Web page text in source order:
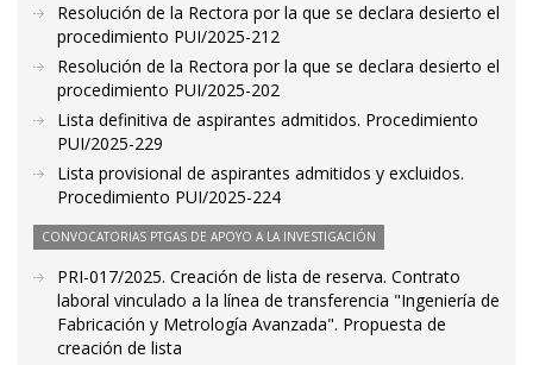
Resolución de la Rectora por la que se declara desierto el
procedimiento PUI/2025-212
Resolución de la Rectora por la que se declara desierto el
procedimiento PUI/2025-202
Lista definitiva de aspirantes admitidos. Procedimiento
PUI/2025-229
Lista provisional de aspirantes admitidos y excluidos.
Procedimiento PUI/2025-224
CONVOCATORIAS PTGAS DE APOYO A LA INVESTIGACIÓN
PRI-017/2025. Creación de lista de reserva. Contrato
laboral vinculado a la línea de transferencia "Ingeniería de
Fabricación y Metrología Avanzada". Propuesta de
creación de lista